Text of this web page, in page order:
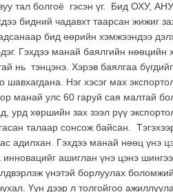
тал болгоё гэсэн үг. Бид ОХУ,
бидний чадавхт таарсан жижиг
бид өөрийн хэмжээндээ
Гэхдээ манай баялгийн
нь тэнцэнэ. Хэрэв баялгаа
шавхагдана. Нэг хэсэг мах
манай улс 60 гаруй сая малтай
урд хөршийн зах зээл рүү
талаар сонсож байсан.
адилхан. Гэхдээ манай нөөц үнэ
ашиглан үнэ цэнэ
үнэтэй борлуулах
Үүн дээр л толгойгоо